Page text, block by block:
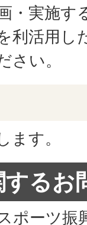
・実施す
利活用し
さい。
ます。
るお
ポーツ振